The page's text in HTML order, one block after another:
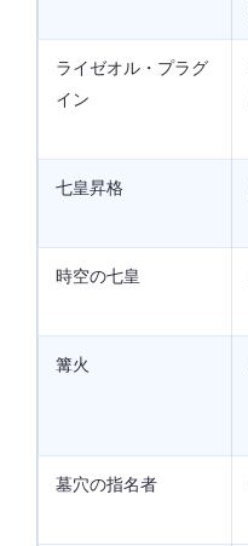
ライゼオル・プラグ
イン
七皇昇格
時空の七皇
篝火
墓穴の指名者